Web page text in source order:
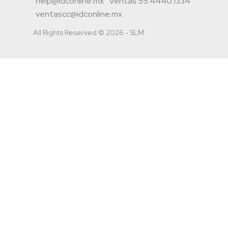
ventascc@idconline.mx
All Rights Reserved © 2026 - SLM